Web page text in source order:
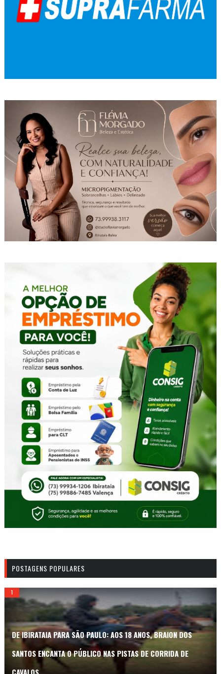
POSTAGENS POPULARES
DE IBIRATAIA PARA SÃO PAULO: AOS 18 ANOS, BRAION DOS
SANTOS ENCANTA O PÚBLICO NAS PISTAS DE CORRIDA DE